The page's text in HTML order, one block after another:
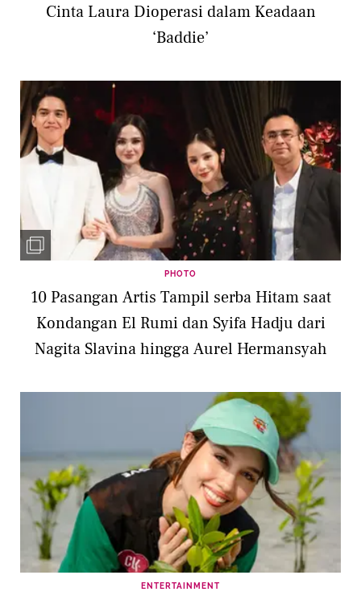
Cinta Laura Dioperasi dalam Keadaan
‘Baddie’
PHOTO
10 Pasangan Artis Tampil serba Hitam saat
Kondangan El Rumi dan Syifa Hadju dari
Nagita Slavina hingga Aurel Hermansyah
ENTERTAINMENT